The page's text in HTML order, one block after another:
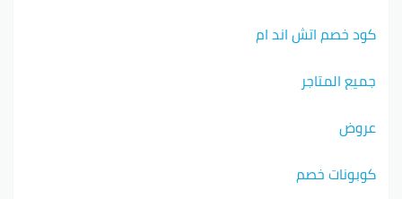
كود خصم اتش اند ام
جميع المتاجر
عروض
كوبونات خصم